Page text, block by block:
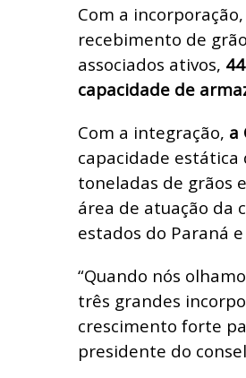
Com a
recebimento de
associados ativos,
capacidade de
Com a integração, a
capacidade
toneladas de grãos
área de atuação da
estados do Paraná e
“Quando nós
três grandes
crescimento forte
presidente do